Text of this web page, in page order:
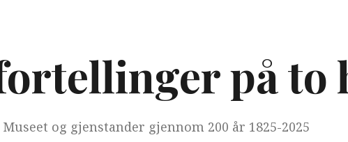
på to
Museet og gjenstander gjennom 200 år 1825-2025